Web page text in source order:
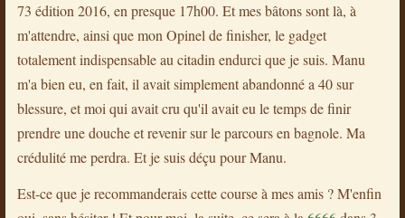
73 édition 2016, en presque 17h00. Et mes bâtons sont là, à
m'attendre, ainsi que mon Opinel de finisher, le gadget
totalement indispensable au citadin endurci que je suis. Manu
m'a bien eu, en fait, il avait simplement abandonné a 40 sur
blessure, et moi qui avait cru qu'il avait eu le temps de finir
prendre une douche et revenir sur le parcours en bagnole. Ma
crédulité me perdra. Et je suis déçu pour Manu.
Est-ce que je recommanderais cette course à mes amis ? M'enfin